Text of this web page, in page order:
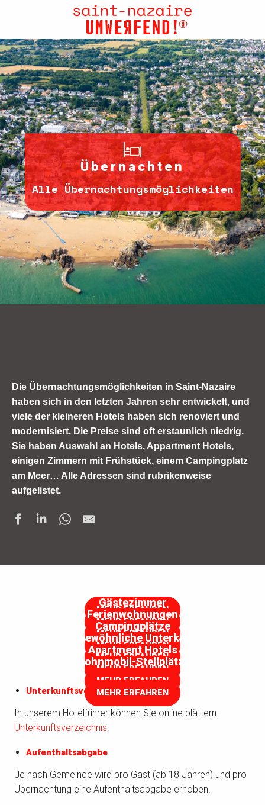
principal
Übernachten
Alle Übernachtungsmöglichkeiten
Die Übernachtungsmöglichkeiten in Saint-Nazaire
haben sich in den letzten Jahren sehr entwickelt, und
viele der kleineren Hotels haben sich renoviert und
modernisiert. Die Preise sind oft erstaunlich niedrig.
Sie haben Auswahl an Hotels, Appartment Hotels,
einigen Zimmern mit Frühstück, einem Campingplatz
am Meer… Alle Adressen sind rubrikenweise
aufgelistet.
MEHR ERFAHREN
MEHR ERFAHREN
Gästezimmer
MEHR ERFAHREN
Ferienwohnungen
MEHR ERFAHREN
Campingplätze
MEHR ERFAHREN
Ungewöhnliche Unterkunft
MEHR ERFAHREN
Apartment Hotels
MEHR ERFAHREN
Wohnmobil-Stellplätze
MEHR ERFAHREN
Unterkunftsverzeichnis
In unserem Hotelführer können Sie online blättern:
Unterkunftsverzeichnis.
Aufenthaltsabgabe
Je nach Gemeinde wird pro Gast (ab 18 Jahren) und pro
Übernachtung eine Aufenthaltsabgabe erhoben.